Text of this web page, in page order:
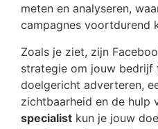
meten en analyseren,
campagnes voortdurend
Zoals je ziet, zijn
strategie om jouw bedrijf
doelgericht adverteren,
zichtbaarheid en de hulp
specialist kun je jouw